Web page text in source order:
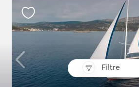
Filtre